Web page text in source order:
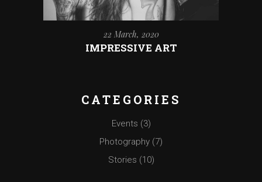
22 March, 2020
IMPRESSIVE ART
CATEGORIES
Events (3)
Photography (7)
Stories (10)